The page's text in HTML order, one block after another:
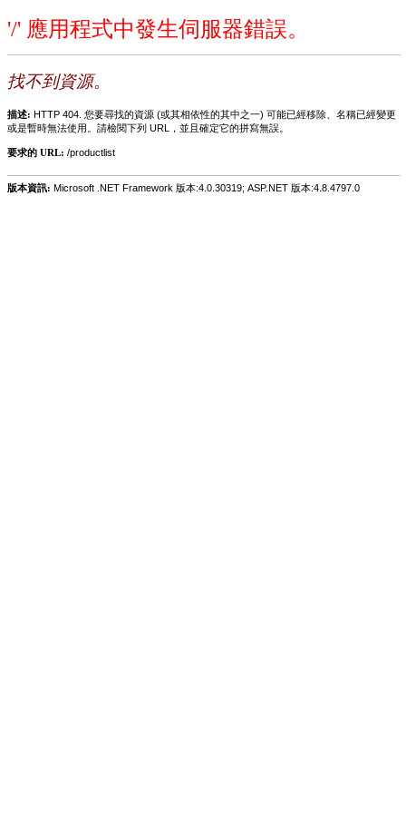
'/' 應用程式中發生伺服器錯誤。
找不到資源。
描述: HTTP 404. 您要尋找的資源 (或其相依性的其中之一) 可能已經移除、名稱已經變更
或是暫時無法使用。請檢閱下列 URL，並且確定它的拼寫無誤。
要求的 URL: /productlist
版本資訊: Microsoft .NET Framework 版本:4.0.30319; ASP.NET 版本:4.8.4797.0